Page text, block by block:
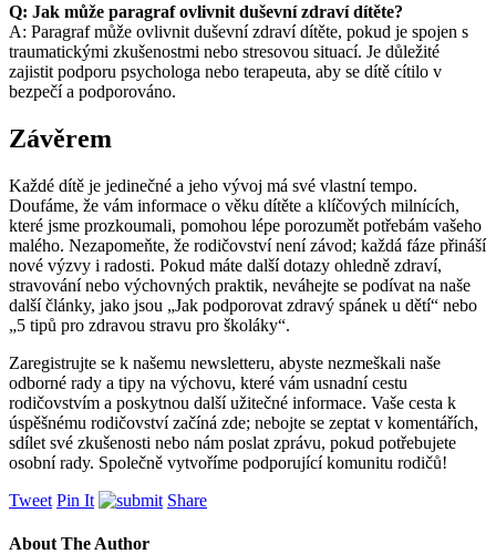
Q: Jak může paragraf ovlivnit duševní zdraví dítěte?
A: Paragraf může ovlivnit duševní zdraví dítěte, pokud je spojen s
traumatickými zkušenostmi nebo stresovou situací. Je důležité
zajistit podporu psychologa nebo terapeuta, aby se dítě cítilo v
bezpečí a podporováno.
Závěrem
Každé dítě je jedinečné a jeho vývoj má své vlastní tempo.
Doufáme, že vám informace o věku dítěte a klíčových milnících,
které jsme prozkoumali, pomohou lépe porozumět potřebám vašeho
malého. Nezapomeňte, že rodičovství není závod; každá fáze přináší
nové výzvy i radosti. Pokud máte další dotazy ohledně zdraví,
stravování nebo výchovných praktik, neváhejte se podívat na naše
další články, jako jsou „Jak podporovat zdravý spánek u dětí“ nebo
„5 tipů pro zdravou stravu pro školáky“.
Zaregistrujte se k našemu newsletteru, abyste nezmeškali naše
odborné rady a tipy na výchovu, které vám usnadní cestu
rodičovstvím a poskytnou další užitečné informace. Vaše cesta k
úspěšnému rodičovství začíná zde; nebojte se zeptat v komentářích,
sdílet své zkušenosti nebo nám poslat zprávu, pokud potřebujete
osobní rady. Společně vytvoříme podporující komunitu rodičů!
Tweet Pin It Share
About The Author